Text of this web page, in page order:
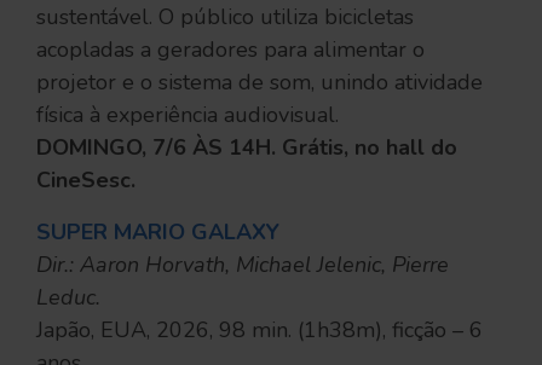
sustentável. O público utiliza bicicletas
acopladas a geradores para alimentar o
projetor e o sistema de som, unindo atividade
física à experiência audiovisual.
DOMINGO, 7/6 ÀS 14H. Grátis, no hall do
CineSesc.
SUPER MARIO GALAXY
Dir.: Aaron Horvath, Michael Jelenic, Pierre
Leduc.
Japão, EUA, 2026, 98 min. (1h38m), ficção – 6